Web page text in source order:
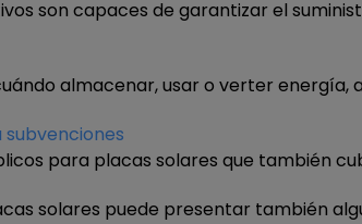
son capaces de garantizar el
almacenar, usar o verter energía,
subvenciones
para placas solares que también
solares puede presentar también